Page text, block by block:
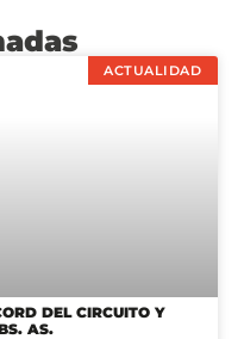
ACTUALIDAD
DEL CIRCUITO Y
AS.